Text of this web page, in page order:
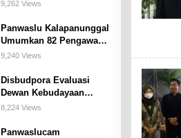
9,262 Views
Panwaslu Kalapanunggal
Umumkan 82 Pengawas
TPS yang Lolos
9,240 Views
Disbudpora Evaluasi
Dewan Kebudayaan
Kabupaten Sukabumi,
8,224 Views
Panwaslucam